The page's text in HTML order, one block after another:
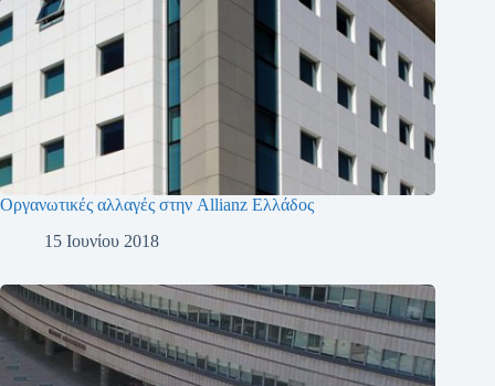
Οργανωτικές αλλαγές στην Allianz Ελλάδος
15 Ιουνίου 2018